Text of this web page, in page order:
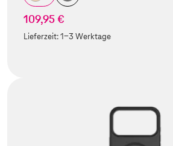
109,95 €
Lieferzeit:1-3 Werktage